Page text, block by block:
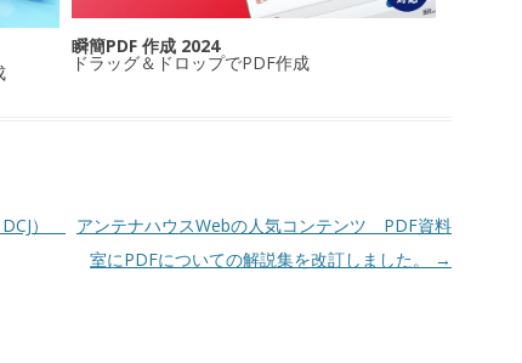
瞬簡PDF 作成 2024
ドラッグ＆ドロップでPDF作成
）
アンテナハウスWebの人気コンテンツ PDF資料
室にPDFについての解説集を改訂しました。
→